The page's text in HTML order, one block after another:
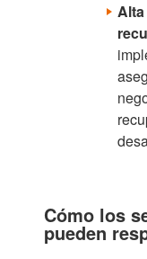
Cómo los
pueden